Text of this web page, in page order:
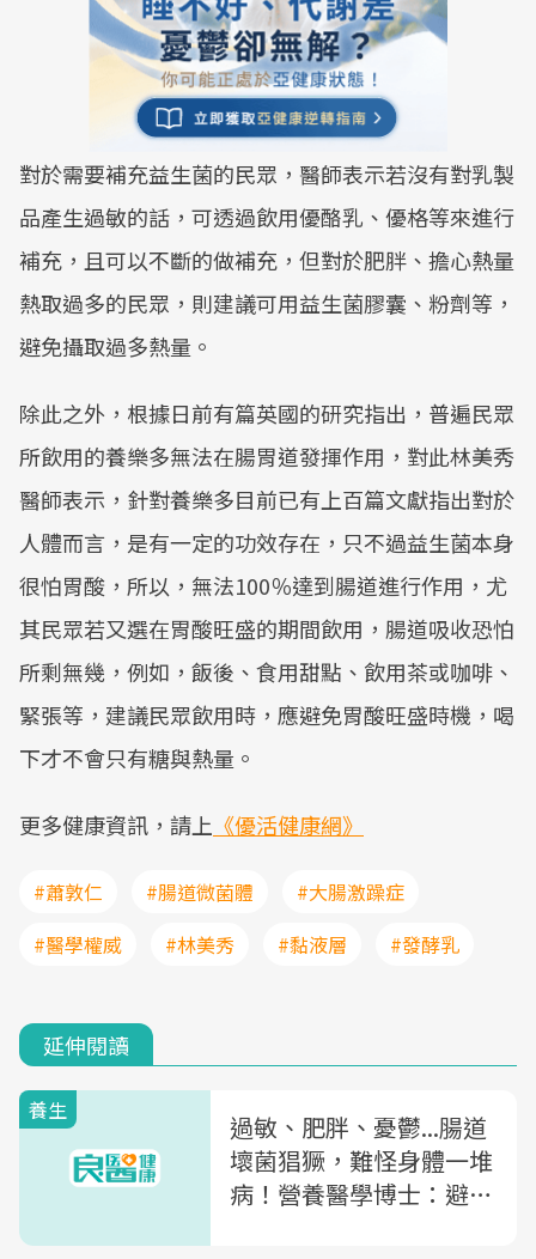
對於需要補充益生菌的民眾，醫師表示若沒有對乳製
品產生過敏的話，可透過飲用優酪乳、優格等來進行
補充，且可以不斷的做補充，但對於肥胖、擔心熱量
熱取過多的民眾，則建議可用益生菌膠囊、粉劑等，
避免攝取過多熱量。
除此之外，根據日前有篇英國的研究指出，普遍民眾
所飲用的養樂多無法在腸胃道發揮作用，對此林美秀
醫師表示，針對養樂多目前已有上百篇文獻指出對於
人體而言，是有一定的功效存在，只不過益生菌本身
很怕胃酸，所以，無法100％達到腸道進行作用，尤
其民眾若又選在胃酸旺盛的期間飲用，腸道吸收恐怕
所剩無幾，例如，飯後、食用甜點、飲用茶或咖啡、
緊張等，建議民眾飲用時，應避免胃酸旺盛時機，喝
下才不會只有糖與熱量。
更多健康資訊，請上 《優活健康網》
#蕭敦仁 #腸道微菌體
#大腸激躁症
#醫學權威
#林美秀 #黏液層 #發酵乳
延伸閱讀
養生
過敏、肥胖、憂鬱...腸道
壞菌猖獗，難怪身體一堆
病！營養醫學博士：避免